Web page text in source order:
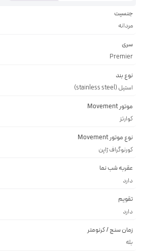
جنسیت
مردانه
سری
Premier
نوع بند
استیل (stainless steel)
موتور Movement
کوارتز
نوع موتور Movement
کورنوگراف ژاپن
عقربه شب نما
دارد
تقویم
دارد
زمان سنج / کرنومتر